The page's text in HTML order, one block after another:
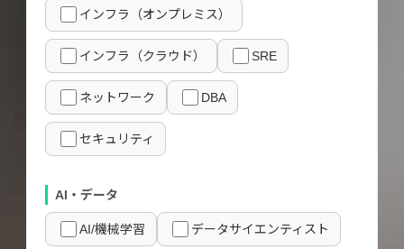
インフラ（オンプレミス）
インフラ（クラウド） SRE
ネットワーク DBA
セキュリティ
AI・データ
AI/機械学習 データサイエンティスト